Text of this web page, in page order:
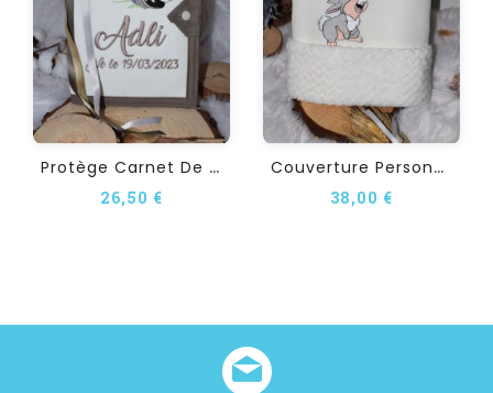
P
Rotège Carnet De Santé...
26,50 €
C
Ouverture Personnalisée...
38,00 €